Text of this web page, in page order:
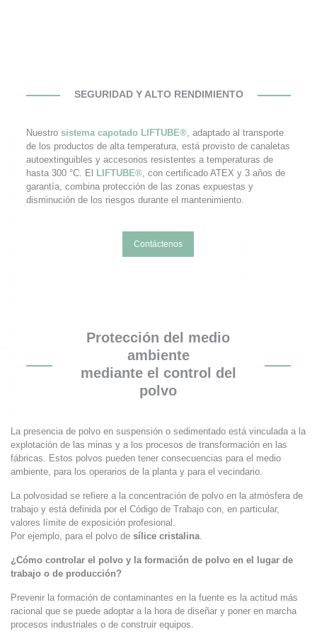
SEGURIDAD Y ALTO RENDIMIENTO
Nuestro sistema capotado LIFTUBE®, adaptado al transporte
de los productos de alta temperatura, está provisto de canaletas
autoextinguibles y accesorios resistentes a temperaturas de
hasta 300 °C. El
LIFTUBE®, con certificado ATEX y 3 años de
garantía, combina protección de las zonas expuestas y
disminución de los riesgos durante el mantenimiento.
Contáctenos
Protección del medio
ambiente
mediante el control del
polvo
La presencia de polvo en suspensión o sedimentado está vinculada a la
explotación de las minas y a los procesos de transformación en las
fábricas. Estos polvos pueden tener consecuencias para el medio
ambiente, para los operarios de la planta y para el vecindario.
La polvosidad se refiere a la concentración de polvo en la atmósfera de
trabajo y está definida por el Código de Trabajo con, en particular,
valores límite de exposición profesional.
Por ejemplo, para el polvo de sílice cristalina.
¿Cómo controlar el polvo y la formación de polvo en el lugar de
trabajo o de producción?
Prevenir la formación de contaminantes en la fuente es la actitud más
racional que se puede adoptar a la hora de diseñar y poner en marcha
procesos industriales o de construir equipos.